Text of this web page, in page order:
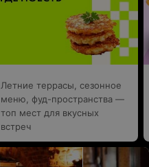
Летние террасы, сезонное
меню, фуд-пространства —
топ мест для вкусных
встреч